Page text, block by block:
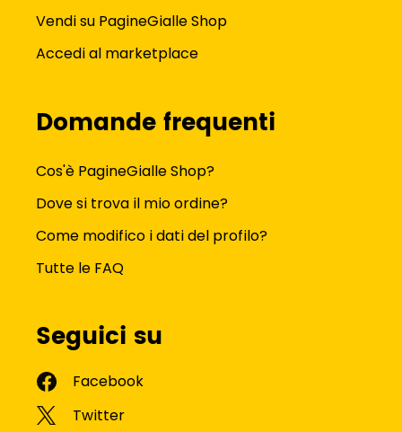
Vendi su PagineGialle Shop
Accedi al marketplace
Domande frequenti
Cos'è PagineGialle Shop?
Dove si trova il mio ordine?
Come modifico i dati del profilo?
Tutte le FAQ
Seguici su